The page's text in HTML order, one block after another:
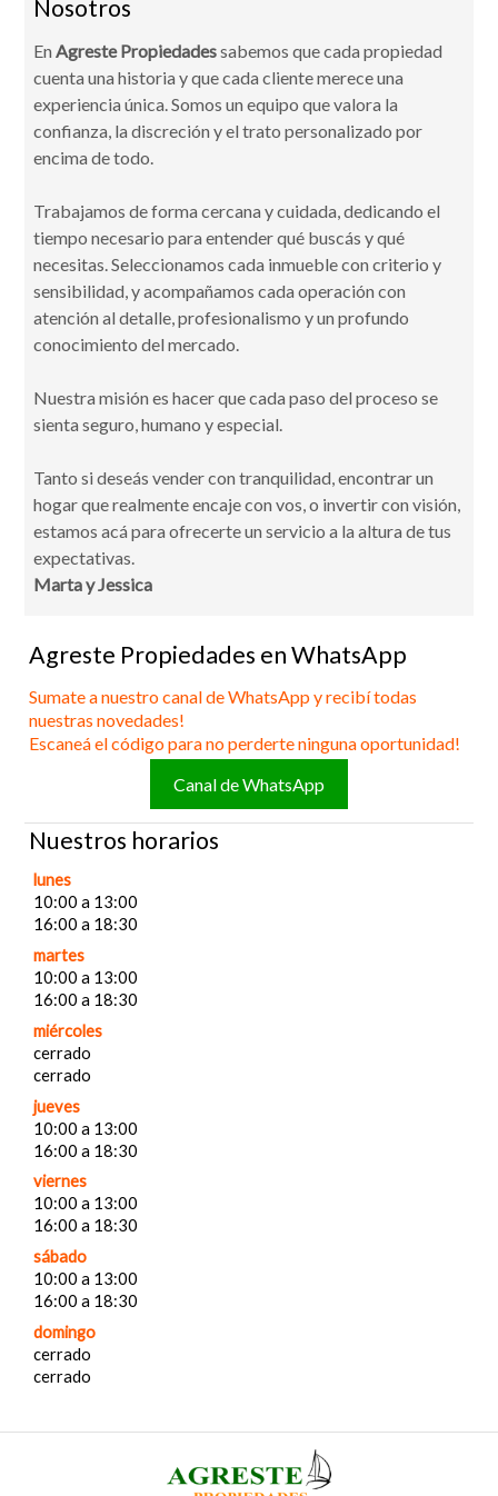
Nosotros
EnAgreste Propiedadessabemos que cada propiedad
cuenta una historia y que cada cliente merece una
experiencia única. Somos un equipo que valora la
confianza, la discreción y el trato personalizado por
encima de todo.
Trabajamos de forma cercana y cuidada, dedicando el
tiempo necesario para entender qué buscás y qué
necesitas. Seleccionamos cada inmueble con criterio y
sensibilidad, y acompañamos cada operación con
atención al detalle, profesionalismo y un profundo
conocimiento del mercado.
Nuestra misión es hacer que cada paso del proceso se
sienta seguro, humano y especial.
Tanto si deseás vender con tranquilidad, encontrar un
hogar que realmente encaje con vos, o invertir con visión,
estamos acá para ofrecerte un servicio a la altura de tus
expectativas.
Marta y Jessica
Agreste Propiedades en WhatsApp
Sumate a nuestro canal de WhatsApp y recibí todas
nuestras novedades!
Escaneá el código para no perderte ninguna oportunidad!
Canal de WhatsApp
Nuestros horarios
lunes
10:00 a 13:00
16:00 a 18:30
martes
10:00 a 13:00
16:00 a 18:30
miércoles
cerrado
cerrado
jueves
10:00 a 13:00
16:00 a 18:30
viernes
10:00 a 13:00
16:00 a 18:30
sábado
10:00 a 13:00
16:00 a 18:30
domingo
cerrado
cerrado